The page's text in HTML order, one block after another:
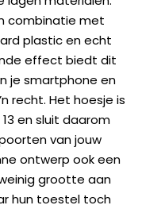
combinatie met
plastic en echt
effect biedt dit
je smartphone en
recht. Het hoesje is
en sluit daarom
van jouw
ontwerp ook een
grootte aan
hun toestel toch